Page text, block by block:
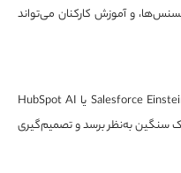
و آموزش کارکنان می‌تواند
خرید لایسنس سالانه ابزارهایی مثل Salesforce Einstein GPT یا HubSpot AI
به‌نظر برسد و تصمیم‌گیری